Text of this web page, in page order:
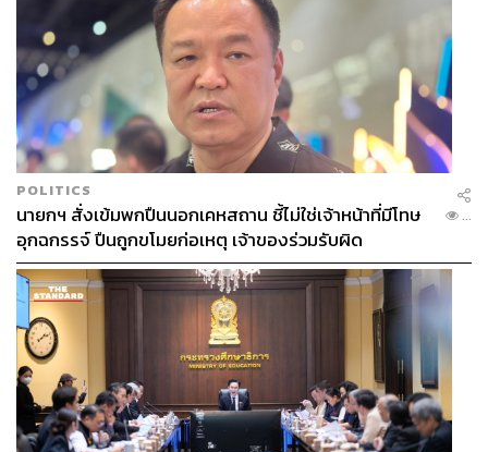
POLITICS
นายกฯ สั่งเข้มพกปืนนอกเคหสถาน ชี้ไม่ใช่เจ้าหน้าที่มีโทษ
อุกฉกรรจ์ ปืนถูกขโมยก่อเหตุ เจ้าของร่วมรับผิด
...